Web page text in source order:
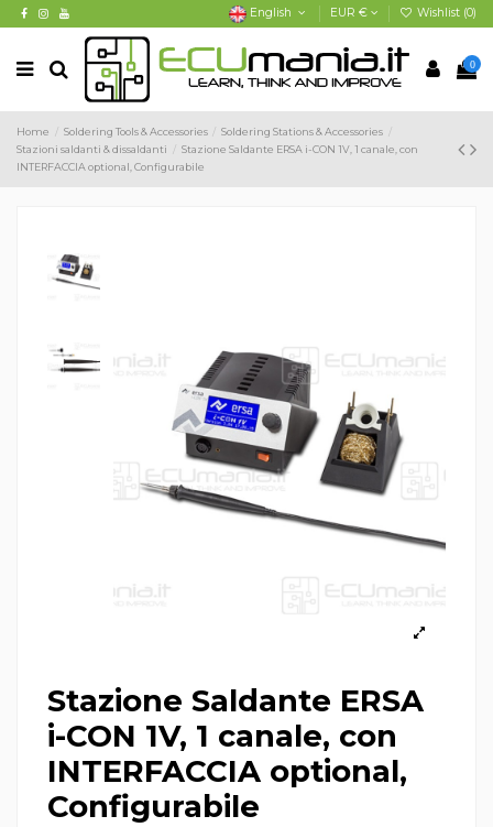
English EUR € Wishlist (0)
0
Home Soldering Tools & Accessories
Soldering Stations & Accessories
Stazioni saldanti & dissaldanti
Stazione Saldante ERSA i-CON 1V, 1 canale, con
INTERFACCIA optional, Configurabile
Stazione Saldante ERSA
i-CON 1V, 1 canale, con
INTERFACCIA optional,
Configurabile